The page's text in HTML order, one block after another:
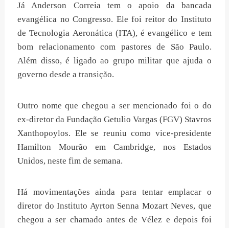
Já Anderson Correia tem o apoio da bancada
evangélica no Congresso. Ele foi reitor do Instituto
de Tecnologia Aeronática (ITA), é evangélico e tem
bom relacionamento com pastores de São Paulo.
Além disso, é ligado ao grupo militar que ajuda o
governo desde a transição.
Outro nome que chegou a ser mencionado foi o do
ex-diretor da Fundação Getulio Vargas (FGV) Stavros
Xanthopoylos. Ele se reuniu como vice-presidente
Hamilton Mourão em Cambridge, nos Estados
Unidos, neste fim de semana.
Há movimentações ainda para tentar emplacar o
diretor do Instituto Ayrton Senna Mozart Neves, que
chegou a ser chamado antes de Vélez e depois foi